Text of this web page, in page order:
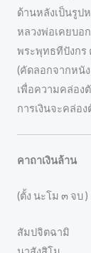
ด้านหลังเป็นรูป
หลวงพ่อเคยบอ
พระพุทธทีปังกร
(คัดลอกจากหนั
เพื่อความคล่อง
การเงินจะคล่อง
คาถาเงินล้าน
(ตั้ง นะโม ๓ จบ )
สัมปจิตฉามิ